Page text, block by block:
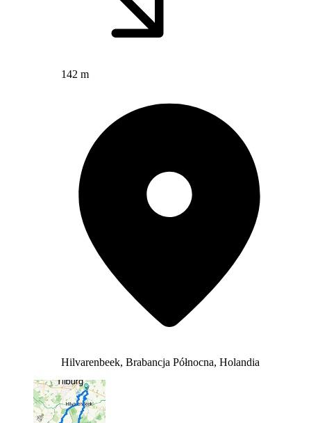
142 m
Hilvarenbeek, Brabancja Północna, Holandia